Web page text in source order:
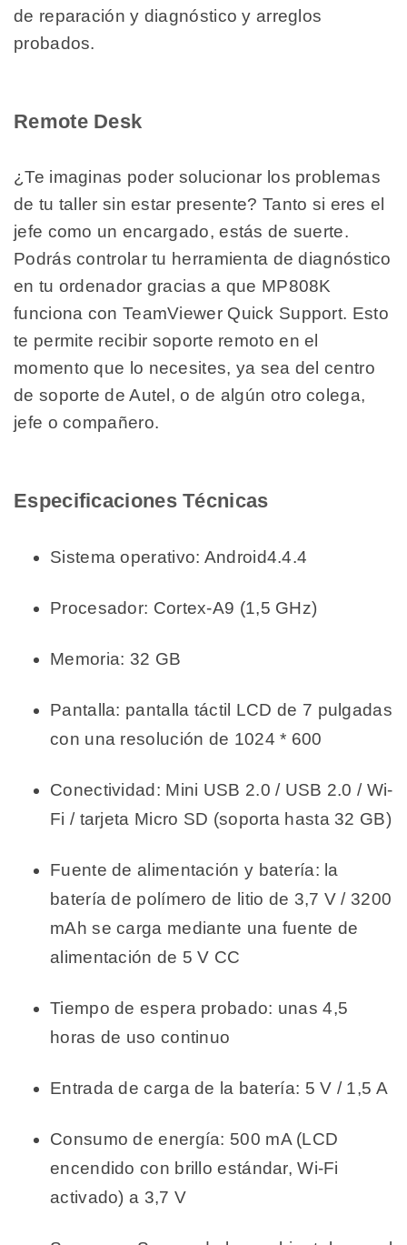
de reparación y diagnóstico y arreglos
probados.
Remote Desk
¿Te imaginas poder solucionar los problemas
de tu taller sin estar presente? Tanto si eres el
jefe como un encargado, estás de suerte.
Podrás controlar tu herramienta de diagnóstico
en tu ordenador gracias a que MP808K
funciona con TeamViewer Quick Support. Esto
te permite recibir soporte remoto en el
momento que lo necesites, ya sea del centro
de soporte de Autel, o de algún otro colega,
jefe o compañero.
Especificaciones Técnicas
Sistema operativo: Android4.4.4
Procesador: Cortex-A9 (1,5 GHz)
Memoria: 32 GB
Pantalla: pantalla táctil LCD de 7 pulgadas
con una resolución de 1024 * 600
Conectividad: Mini USB 2.0 / USB 2.0 / Wi-
Fi / tarjeta Micro SD (soporta hasta 32 GB)
Fuente de alimentación y batería: la
batería de polímero de litio de 3,7 V / 3200
mAh se carga mediante una fuente de
alimentación de 5 V CC
Tiempo de espera probado: unas 4,5
horas de uso continuo
Entrada de carga de la batería: 5 V / 1,5 A
Consumo de energía: 500 mA (LCD
encendido con brillo estándar, Wi-Fi
activado) a 3,7 V